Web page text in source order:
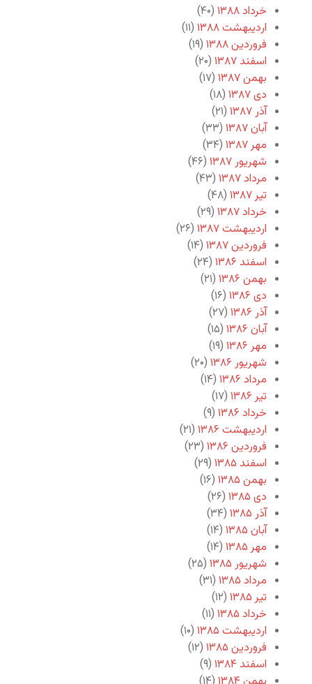
خرداد ۱۳۸۸
(۴۰)
اردیبهشت ۱۳۸۸
(۱۱)
فروردین ۱۳۸۸
(۱۹)
اسفند ۱۳۸۷
(۲۰)
بهمن ۱۳۸۷
(۱۷)
دی ۱۳۸۷
(۱۸)
آذر ۱۳۸۷
(۲۱)
آبان ۱۳۸۷
(۳۳)
مهر ۱۳۸۷
(۳۴)
شهریور ۱۳۸۷
(۴۶)
مرداد ۱۳۸۷
(۴۳)
تیر ۱۳۸۷
(۴۸)
خرداد ۱۳۸۷
(۲۹)
اردیبهشت ۱۳۸۷
(۲۶)
فروردین ۱۳۸۷
(۱۴)
اسفند ۱۳۸۶
(۲۴)
بهمن ۱۳۸۶
(۲۱)
دی ۱۳۸۶
(۱۶)
آذر ۱۳۸۶
(۲۷)
آبان ۱۳۸۶
(۱۵)
مهر ۱۳۸۶
(۱۹)
شهریور ۱۳۸۶
(۲۰)
مرداد ۱۳۸۶
(۱۴)
تیر ۱۳۸۶
(۱۷)
خرداد ۱۳۸۶
(۹)
اردیبهشت ۱۳۸۶
(۲۱)
فروردین ۱۳۸۶
(۲۳)
اسفند ۱۳۸۵
(۲۹)
بهمن ۱۳۸۵
(۱۶)
دی ۱۳۸۵
(۲۶)
آذر ۱۳۸۵
(۳۴)
آبان ۱۳۸۵
(۱۴)
مهر ۱۳۸۵
(۱۴)
شهریور ۱۳۸۵
(۲۵)
مرداد ۱۳۸۵
(۳۱)
تیر ۱۳۸۵
(۱۲)
خرداد ۱۳۸۵
(۱۱)
اردیبهشت ۱۳۸۵
(۱۰)
فروردین ۱۳۸۵
(۱۲)
اسفند ۱۳۸۴
(۹)